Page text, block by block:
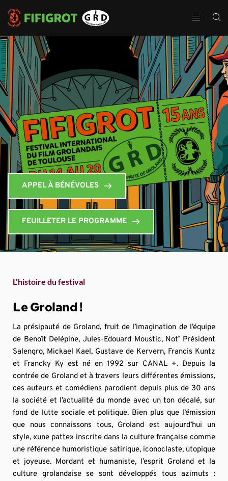
APPEL À BÉNÉVOLES
FEUILLETER LE PROGRAMME
L'histoire du festival
Le Groland !
La présipauté de Groland, fruit de l’imagination de l’équipe
de Benoît Delépine, Jules-Edouard Moustic, Not’ Président
Salengro, Mickael Kael, Gustave de Kervern, Francis Kuntz
et Francky Ky est né en 1992 sur CANAL +. Depuis la
contrée de Groland et à travers leurs différentes émissions,
ces auteurs et comédiens parodient depuis plus de 30 ans
la société et l’actualité du monde avec un ton décalé, sur
fond de lutte sociale et politique. Bien plus que l’émission
que nous connaissons tous, Groland est aujourd’hui un
style, «une patte» inscrite dans la culture française comme
une référence humoristique satirique, iconoclaste, utopique
et joyeuse. Mordant et humaniste, l’esprit Groland et la
culture grolandaise se sont développés tous azimuts :